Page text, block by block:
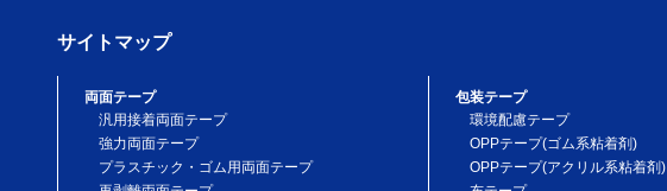
サイトマップ
両面テープ
汎用接着両面テープ
強力両面テープ
プラスチック・ゴム用両面テープ
包装テープ
環境配慮テープ
OPPテープ(ゴム系粘着剤)
OPPテープ(アクリル系粘着剤)